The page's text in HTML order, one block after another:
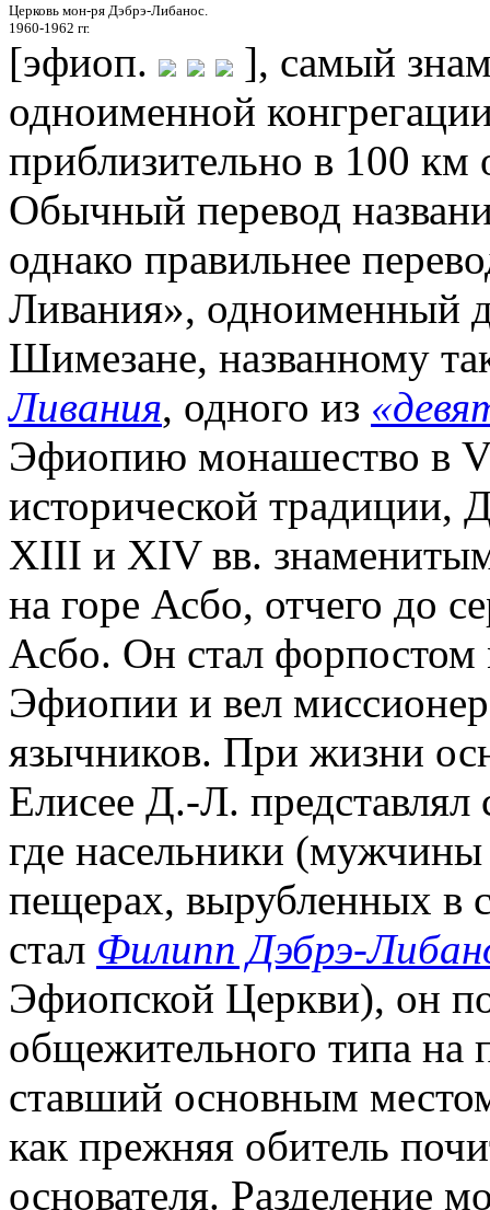
Церковь мон-ря Дэбрэ-Либанос.
1960-1962 гг.
[эфиоп.
], самый
одноименной
приблизительно в 100
Обычный перевод
однако правильнее
Ливания», одноименный
Шимезане, названному
Ливания, одного из
Эфиопию монашество в
исторической традиции,
XIII и XIV вв.
на горе Асбо, отчего до
Асбо. Он стал
Эфиопии и вел
язычников. При жизни
Елисее Д.-Л. представлял
где насельники
пещерах, вырубленных в
стал Филипп Дэбрэ-
Эфиопской Церкви), он
общежительного типа на
ставший основным
как прежняя обитель
основателя. Разделение